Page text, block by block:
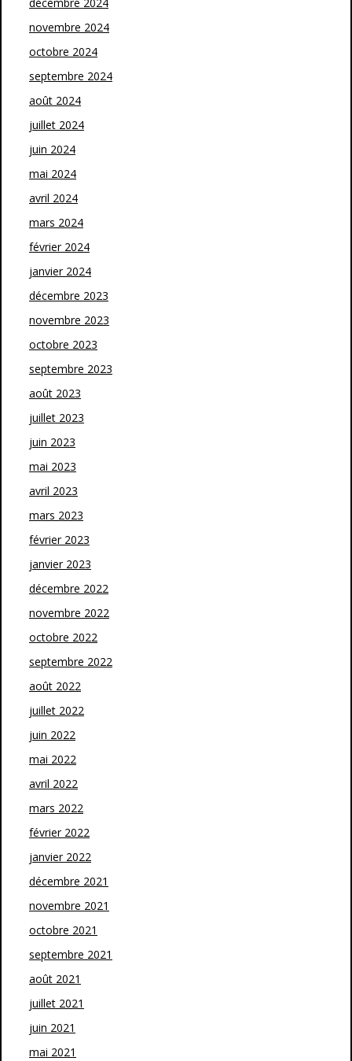
novembre 2024
octobre 2024
septembre 2024
août 2024
juillet 2024
juin 2024
mai 2024
avril 2024
mars 2024
février 2024
janvier 2024
décembre 2023
novembre 2023
octobre 2023
septembre 2023
août 2023
juillet 2023
juin 2023
mai 2023
avril 2023
mars 2023
février 2023
janvier 2023
décembre 2022
novembre 2022
octobre 2022
septembre 2022
août 2022
juillet 2022
juin 2022
mai 2022
avril 2022
mars 2022
février 2022
janvier 2022
décembre 2021
novembre 2021
octobre 2021
septembre 2021
août 2021
juillet 2021
juin 2021
mai 2021